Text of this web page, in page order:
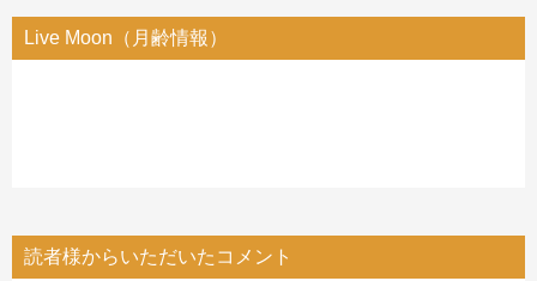
Live Moon（月齢情報）
読者様からいただいたコメント